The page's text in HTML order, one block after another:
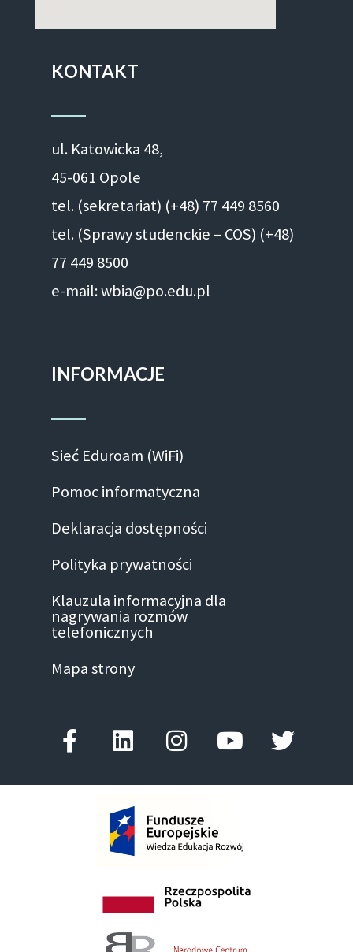
KONTAKT
ul. Ka­to­wic­ka 48,
45-061 Opole
tel. (sekretariat) (+48) 77 449 8560
tel. (Sprawy studenckie – COS) (+48)
77 449 8500
e-mail: wbia@po.edu.pl
INFORMACJE
Sieć Eduroam (WiFi)
Pomoc informatyczna
Deklaracja dostępności
Polityka prywatności
Klauzula informacyjna dla
nagrywania rozmów
telefonicznych
Mapa strony
f